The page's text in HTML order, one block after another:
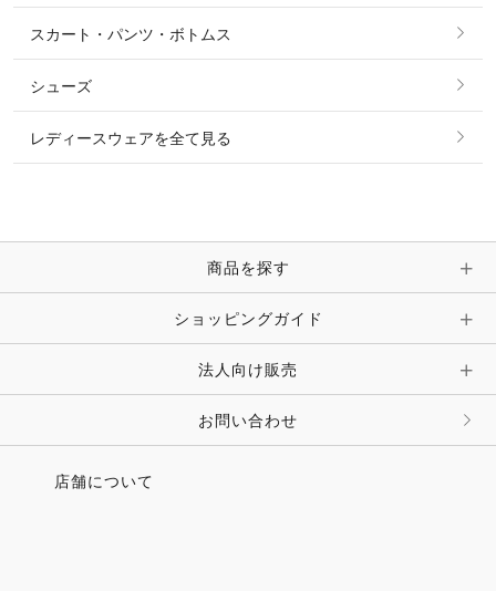
シャツ・ブラウス・ワンピース
ベルト
マフラー・スカーフ・ストール・スヌード
時計・財布・キーケース・革小物
キーホルダー・チャーム・ストラップ
リング
ピアス・イヤリング
ピン・ブローチ・コサージュ
その他 アクセサリー
スカート・パンツ・ボトムス
シューズ
レディースウェアを全て見る
商品を探す
ショッピングガイド
法人向け販売
お問い合わせ
店舗について